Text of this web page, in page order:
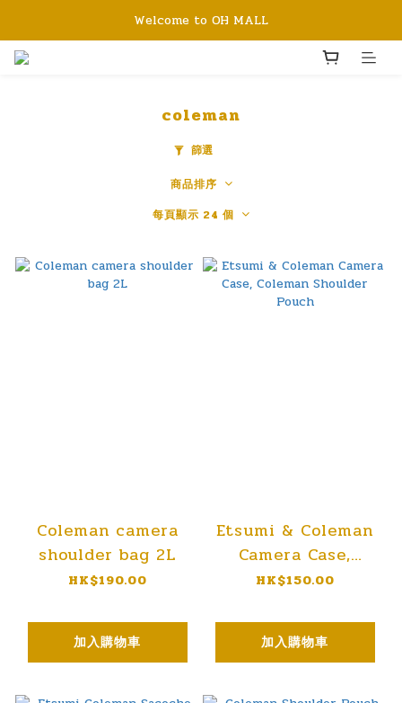
Welcome to OH MALL
coleman
篩選
商品排序
每頁顯示 24 個
Coleman camera
shoulder bag 2L
HK$190.00
加入購物車
Etsumi & Coleman
Camera Case,
Coleman Shoulder
HK$150.00
加入購物車